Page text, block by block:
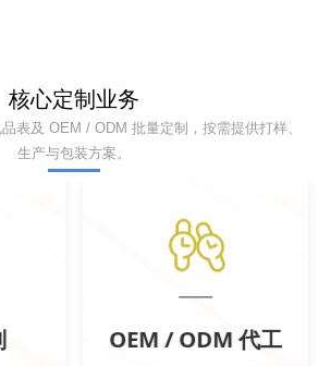
核心定制业务
表及 OEM / ODM 批量定制，按需提供打样、
生产与包装方案。
OEM / ODM 代工